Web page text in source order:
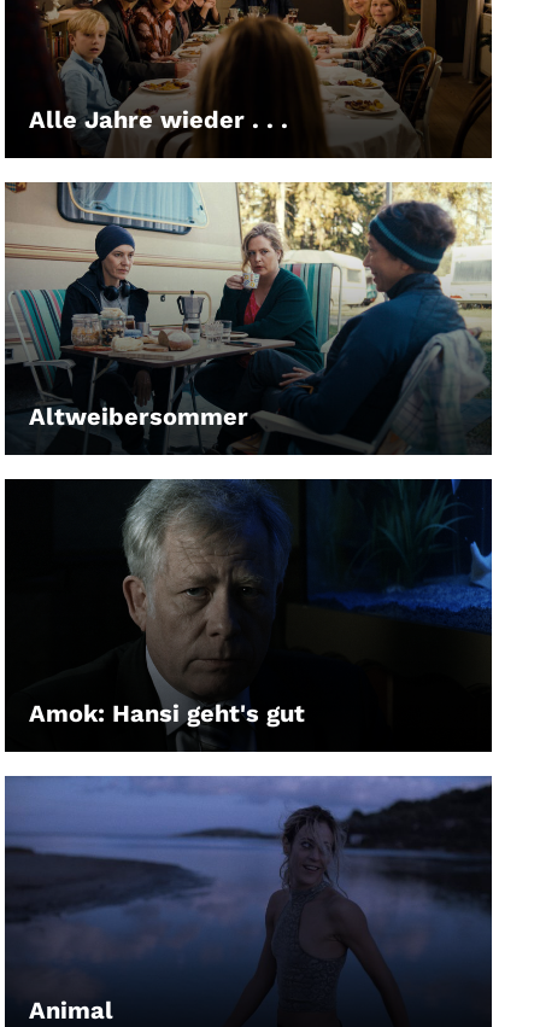
Alle Jahre wieder . . .
LEIHEN
Altweibersommer
LEIHEN
Amok: Hansi geht's gut
LEIHEN
Animal
LEIHEN